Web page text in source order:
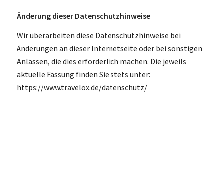
Änderung dieser Datenschutzhinweise
Wir überarbeiten diese Datenschutzhinweise bei
Änderungen an dieser Internetseite oder bei sonstigen
Anlässen, die dies erforderlich machen. Die jeweils
aktuelle Fassung finden Sie stets unter:
https://www.travelox.de/datenschutz/